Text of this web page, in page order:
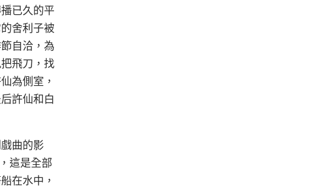
已久的平
舍利子被
自洽，為
飛刀，找
為側室，
許仙和白
曲的影
這是全部
在水中，